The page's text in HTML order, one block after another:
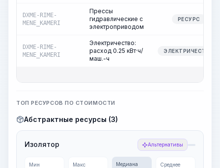
DXME-RIME-
MENE_KAMERI
Прессы
гидравлические с
электроприводом
РЕСУРС
DXME-RIME-
MENE_KAMERI
Электричество:
расход 0.25 кВт·ч/
маш.-ч
ЭЛЕКТРИЧЕСТВО
ТОП РЕСУРСОВ ПО СТОИМОСТИ
Абстрактные ресурсы (3)
Изолятор Альтернативы
Мин Макс Медиана Среднее